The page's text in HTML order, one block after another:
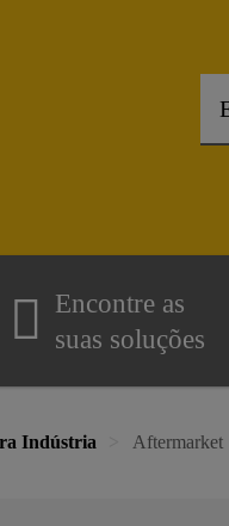
Encontre as
suas soluções
Indústria Aftermarket